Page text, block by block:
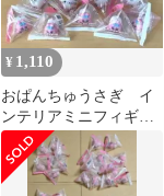
¥ 1,110
おぱんちゅうさぎ イ
ンテリアミニフィギュ
ア 16点まとめ売り